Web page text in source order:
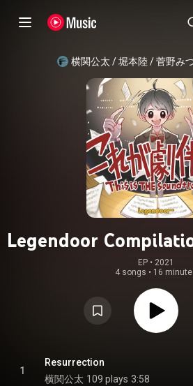
横関公太 / 堀本陸 / 菅野み
Legendoor
が劇伴だ！This
Soundtrack
EP • 2021
4 songs • 16
1
Resurrection
横関公太 109 plays 3:58